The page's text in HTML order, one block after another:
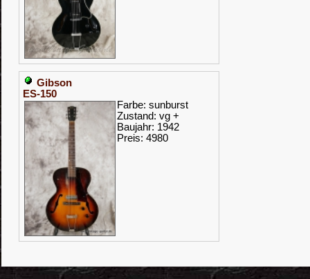
Gibson
ES-150
Farbe: sunburst
Zustand: vg +
Baujahr: 1942
Preis: 4980